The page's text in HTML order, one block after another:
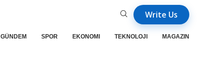
Write Us
GÜNDEM SPOR EKONOMI TEKNOLOJI MAGAZIN